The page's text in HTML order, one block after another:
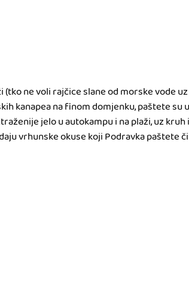
(tko ne voli rajčice slane od morske vode
kanapea na finom domjenku, paštete su
jelo u autokampu i na plaži, uz
vrhunske okuse koji Podravka paštete